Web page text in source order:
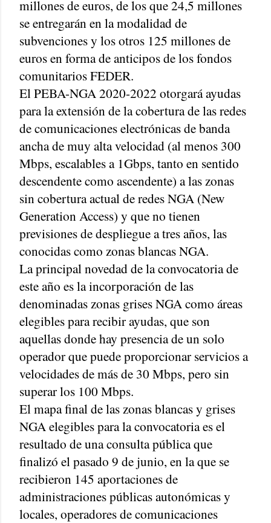
millones de euros, de los que 24,5 millones
se entregarán en la modalidad de
subvenciones y los otros 125 millones de
euros en forma de anticipos de los fondos
comunitarios FEDER.
El PEBA-NGA 2020-2022 otorgará ayudas
para la extensión de la cobertura de las redes
de comunicaciones electrónicas de banda
ancha de muy alta velocidad (al menos 300
Mbps, escalables a 1Gbps, tanto en sentido
descendente como ascendente) a las zonas
sin cobertura actual de redes NGA (New
Generation Access) y que no tienen
previsiones de despliegue a tres años, las
conocidas como zonas blancas NGA.
La principal novedad de la convocatoria de
este año es la incorporación de las
denominadas zonas grises NGA como áreas
elegibles para recibir ayudas, que son
aquellas donde hay presencia de un solo
operador que puede proporcionar servicios a
velocidades de más de 30 Mbps, pero sin
superar los 100 Mbps.
El mapa final de las zonas blancas y grises
NGA elegibles para la convocatoria es el
resultado de una consulta pública que
finalizó el pasado 9 de junio, en la que se
recibieron 145 aportaciones de
administraciones públicas autonómicas y
locales, operadores de comunicaciones